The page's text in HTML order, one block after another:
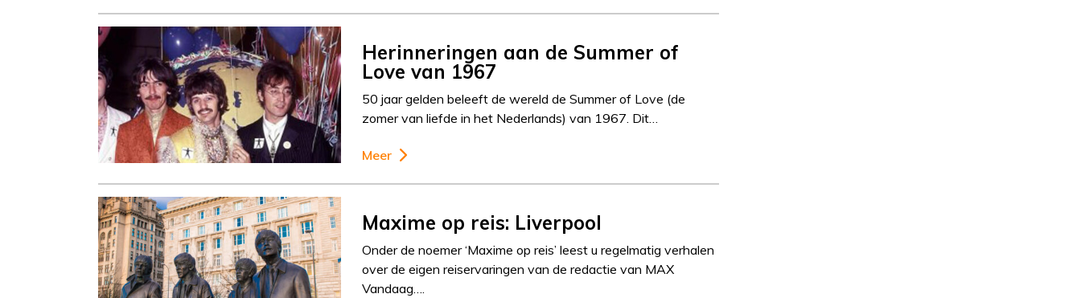
Herinneringen aan de Summer of
Love van 1967
50 jaar gelden beleeft de wereld de Summer of Love (de
zomer van liefde in het Nederlands) van 1967. Dit…
Meer
Maxime op reis: Liverpool
Onder de noemer ‘Maxime op reis’ leest u regelmatig verhalen
over de eigen reiservaringen van de redactie van MAX
Vandaag….